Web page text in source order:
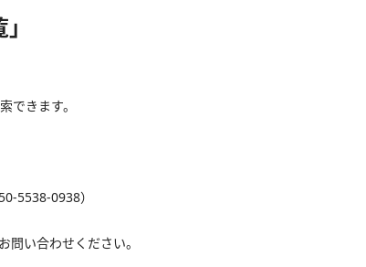
できます。
5538-0938）
い合わせください。